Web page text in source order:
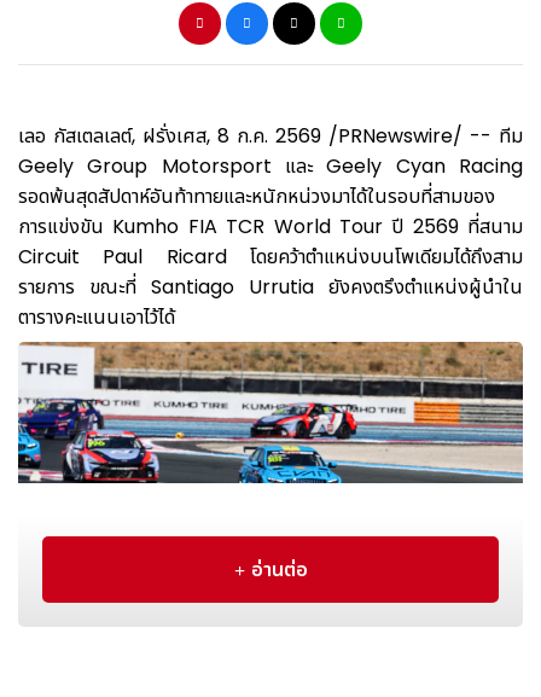
เลอ กัสเตลเลต์, ฝรั่งเศส, 8 ก.ค. 2569 /PRNewswire/ -- ทีม
Geely Group Motorsport และ Geely Cyan Racing
รอดพ้นสุดสัปดาห์อันท้าทายและหนักหน่วงมาได้ในรอบที่สามของ
การแข่งขัน Kumho FIA TCR World Tour ปี 2569 ที่สนาม
Circuit Paul Ricard โดยคว้าตำแหน่งบนโพเดียมได้ถึงสาม
รายการ ขณะที่ Santiago Urrutia ยังคงตรึงตำแหน่งผู้นำใน
ตารางคะแนนเอาไว้ได้
อ่านต่อ